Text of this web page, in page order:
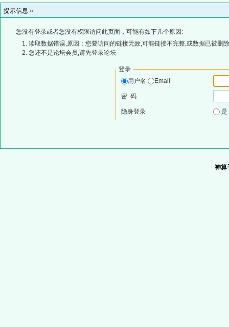
提示信息 »
您没有登录或者您没有权限访问此页面，可能有如下几个原因:
读取数据错误,原因：您要访问的链接无效,可能链接不完整,或数据已被删
您还不是论坛会员,请先登录论坛
登录
用户名
Email
密 码
隐身登录
神算